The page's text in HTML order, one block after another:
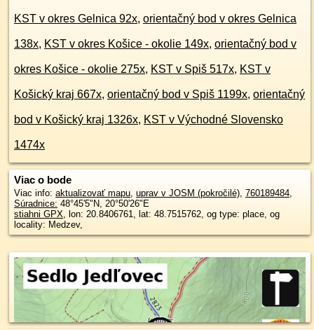
KST v okres Gelnica 92x, orientačný bod v okres Gelnica
138x, KST v okres Košice - okolie 149x, orientačný bod v
okres Košice - okolie 275x, KST v Spiš 517x, KST v
Košický kraj 667x, orientačný bod v Spiš 1199x, orientačný
bod v Košický kraj 1326x, KST v Východné Slovensko
1474x
Viac o bode
Viac info: aktualizovať mapu, uprav v JOSM (pokročilé), 760189484,
Súradnice: 48°45'5"N, 20°50'26"E
stiahni GPX, lon: 20.8406761, lat: 48.7515762, og type: place, og
locality: Medzev,